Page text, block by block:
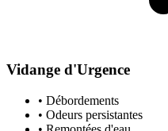
Vidange d'Urgence
• Débordements
• Odeurs persistantes